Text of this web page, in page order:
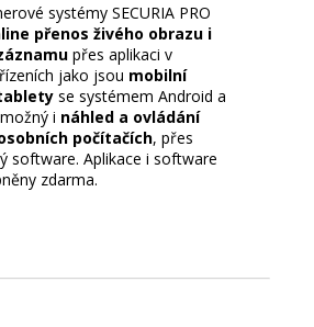
systémy SECURIA PRO
přenos živého obrazu i
přes aplikaci v
jako jsou mobilní
se systémem Android a
i náhled a ovládání
počítačích, přes
software. Aplikace i software
zdarma.